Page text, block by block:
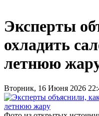
Эксперты
охладить
летнюю
Вторник, 16 Июня 2026